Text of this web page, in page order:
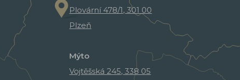
Plovární 478/1, 301 00
Plzeň
Mýto
Vojtěšská 245, 338 05